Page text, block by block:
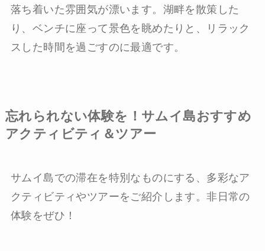
落ち着いた雰囲気が漂います。湖畔を散策した
り、ベンチに座って景色を眺めたりと、リラック
スした時間を過ごすのに最適です。
忘れられない体験を！サムイ島おすすめ
アクティビティ＆ツアー
サムイ島での滞在を特別なものにする、多彩なア
クティビティやツアーをご紹介します。非日常の
体験をぜひ！